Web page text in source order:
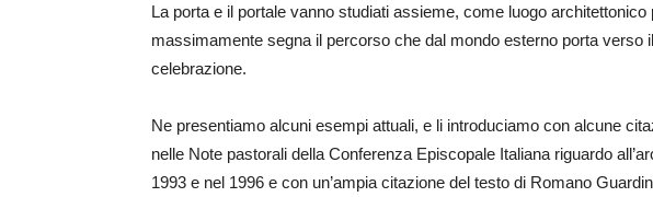
La porta e il portale vanno studiati assieme, come luogo
massimamente segna il percorso che dal mondo esterno porta verso
celebrazione.
Ne presentiamo alcuni esempi attuali, e li introduciamo con alcune
nelle Note pastorali della Conferenza Episcopale Italiana riguardo
1993 e nel 1996 e con un’ampia citazione del testo di Romano